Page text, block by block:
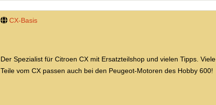
CX-Basis
Der Spezialist für Citroen CX mit Ersatzteilshop und vielen Tipps. Viele
Teile vom CX passen auch bei den Peugeot-Motoren des Hobby 600!